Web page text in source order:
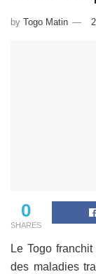
by Togo Matin
0
SHARES
Le Togo
des maladies